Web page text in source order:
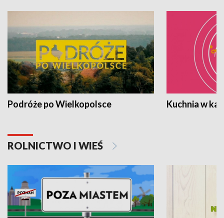
Podróże po Wielkopolsce Kuchnia w
ROLNICTWO I WIEŚ